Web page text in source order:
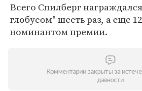
Всего Спилберг
глобусом" шесть раз, а еще
номинантом премии.
Комментарии закрыты за
давности